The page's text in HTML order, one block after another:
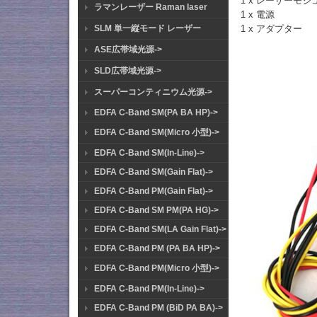
ラマンレーザー Raman laser
SLM 単一縦モード レーザー
ASE広帯域光源->
SLD広帯域光源->
スーパーコンティニウム光源->
EDFA C-Band SM(PA BA HP)->
EDFA C-Band SM(Micro 小型)->
EDFA C-Band SM(In-Line)->
EDFA C-Band SM(Gain Flat)->
EDFA C-Band PM(Gain Flat)->
EDFA C-Band SM PM(PA HG)->
EDFA C-Band SM(LA Gain Flat)->
EDFA C-Band PM (PA BA HP)->
EDFA C-Band PM(Micro 小型)->
EDFA C-Band PM(In-Line)->
EDFA C-Band PM (BiD PA BA)->
1 x 電源
1 x アダプター